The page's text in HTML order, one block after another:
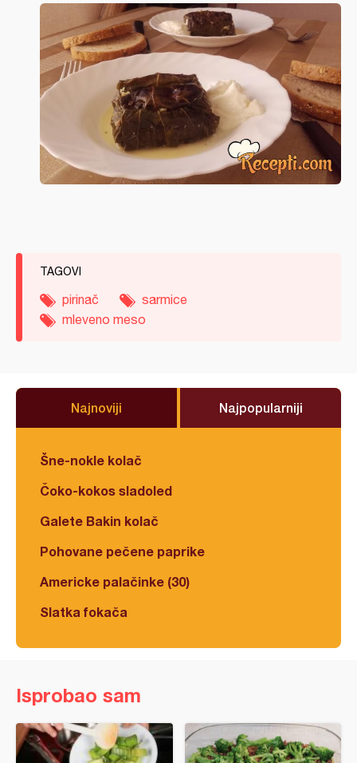
TAGOVI
pirinač
sarmice
mleveno meso
Najnoviji Najpopularniji
Šne-nokle kolač
Čoko-kokos sladoled
Galete Bakin kolač
Pohovane pečene paprike
Americke palačinke (30)
Slatka fokača
Isprobao sam